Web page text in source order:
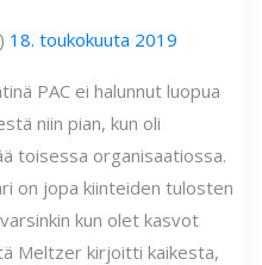
18. toukokuuta 2019
PAC ei halunnut luopua
niin pian, kun oli
toisessa organisaatiossa.
on jopa kiinteiden tulosten
kun olet kasvot
Meltzer kirjoitti kaikesta,